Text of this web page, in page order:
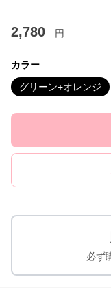
2,780 円
カラー
グリーン+オレンジ
必ず